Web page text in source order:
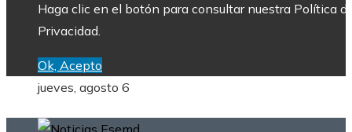
Haga clic en el botón para consultar nuestra Política
Privacidad.
Ok, Acepto
jueves, agosto 6